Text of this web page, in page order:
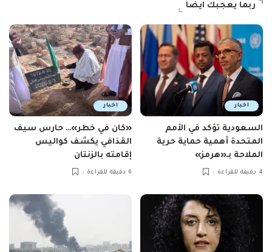
ربما يعجبك ايضاً
اخبار
السعودية تؤكد في الأمم
المتحدة أهمية حماية حرية
الملاحة بـ«هرمز»
4 دقيقة للقراءة
اخبار
«كان في خطر»… حارس سيف
القذافي يكشف كواليس
إقامته بالزنتان
6 دقيقة للقراءة